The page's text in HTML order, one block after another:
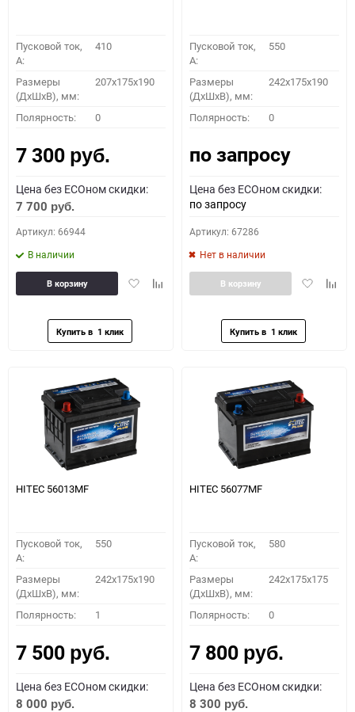
Пусковой ток,
A:
410
Размеры
(ДхШхВ), мм:
207x175x190
Полярность: 0
7 300 руб.
Цена без ECOном скидки:
7 700 руб.
Артикул: 66944
В наличии
ДобавитьДобавить
В корзину
Пусковой ток,
A:
550
Размеры
(ДхШхВ), мм:
242x175x190
Полярность: 0
по запросу
Цена без ECOном скидки:
по запросу
Артикул: 67286
Нет в наличии
Добавить
В корзину
HITEC 56013MF
Пусковой ток,
A:
550
Размеры
(ДхШхВ), мм:
242x175x190
Полярность: 1
7 500 руб.
Цена без ECOном скидки:
8 000 руб.
HITEC 56077MF
Пусковой ток,
A:
580
Размеры
(ДхШхВ), мм:
242x175x175
Полярность: 0
7 800 руб.
Цена без ECOном скидки:
8 300 руб.